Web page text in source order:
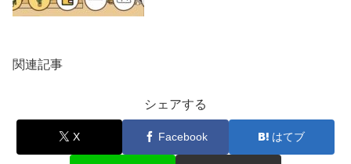
関連記事
シェアする
X Facebook はてブ